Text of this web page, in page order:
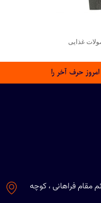
غذایی
حرف آخر را
مقام فراهانی ، کوچه